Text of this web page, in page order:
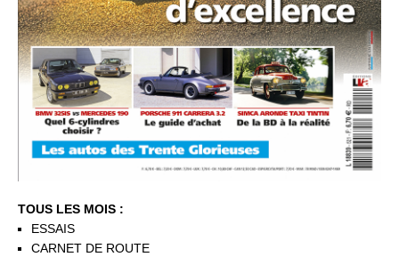
TOUS LES MOIS :
ESSAIS
CARNET DE ROUTE